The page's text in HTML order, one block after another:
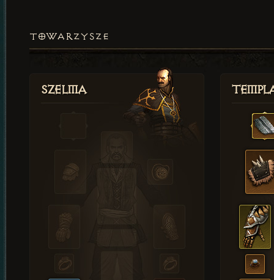
TOWARZYSZE
Szelma